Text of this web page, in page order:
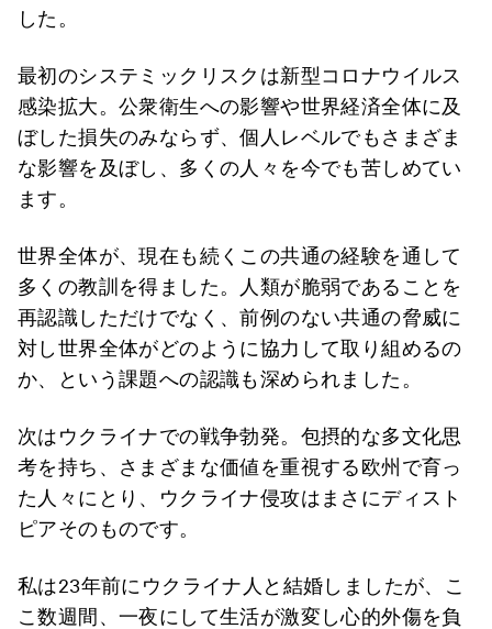
した。
最初のシステミックリスクは新型コロナウイルス
感染拡大。公衆衛生への影響や世界経済全体に及
ぼした損失のみならず、個人レベルでもさまざま
な影響を及ぼし、多くの人々を今でも苦しめてい
ます。
世界全体が、現在も続くこの共通の経験を通して
多くの教訓を得ました。人類が脆弱であることを
再認識しただけでなく、前例のない共通の脅威に
対し世界全体がどのように協力して取り組めるの
か、という課題への認識も深められました。
次はウクライナでの戦争勃発。包摂的な多文化思
考を持ち、さまざまな価値を重視する欧州で育っ
た人々にとり、ウクライナ侵攻はまさにディスト
ピアそのものです。
私は23年前にウクライナ人と結婚しましたが、こ
こ数週間、一夜にして生活が激変し心的外傷を負